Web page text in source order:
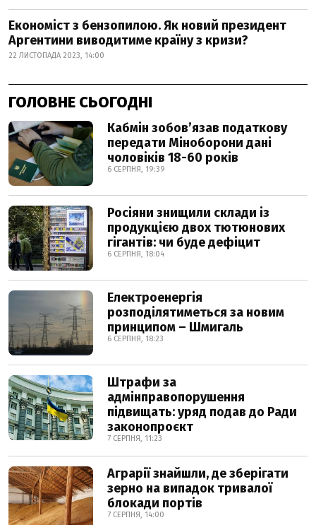
Економіст з бензопилою. Як новий президент
Аргентини виводитиме країну з кризи?
22 ЛИСТОПАДА 2023, 14:00
ГОЛОВНЕ СЬОГОДНІ
Кабмін зобовʼязав податкову
передати Міноборони дані
чоловіків 18-60 років
6 СЕРПНЯ, 19:39
Росіяни знищили склади із
продукцією двох тютюнових
гігантів: чи буде дефіцит
6 СЕРПНЯ, 18:04
Електроенергія
розподілятиметься за новим
принципом – Шмигаль
6 СЕРПНЯ, 18:23
Штрафи за
адмінправопорушення
підвищать: уряд подав до Ради
законопроєкт
7 СЕРПНЯ, 11:23
Аграрії знайшли, де зберігати
зерно на випадок тривалої
блокади портів
7 СЕРПНЯ, 14:00